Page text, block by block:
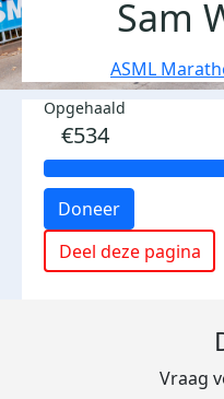
Sam
ASML
Opgehaald
€534
Doneer
Deel deze pagina
Vraag